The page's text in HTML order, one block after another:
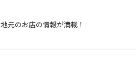
地元のお店の情報が満載！